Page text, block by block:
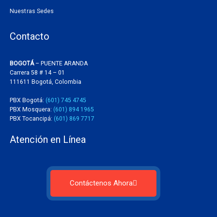
Nuestras Sedes
Contacto
BOGOTÁ– PUENTE ARANDA
Carrera 58 # 14 – 01
111611 Bogotá, Colombia
PBX Bogotá: (601) 745 4745
PBX Mosquera: (601) 894 1965
PBX Tocancipá: (601) 869 7717
Atención en Línea
Contáctenos Ahora